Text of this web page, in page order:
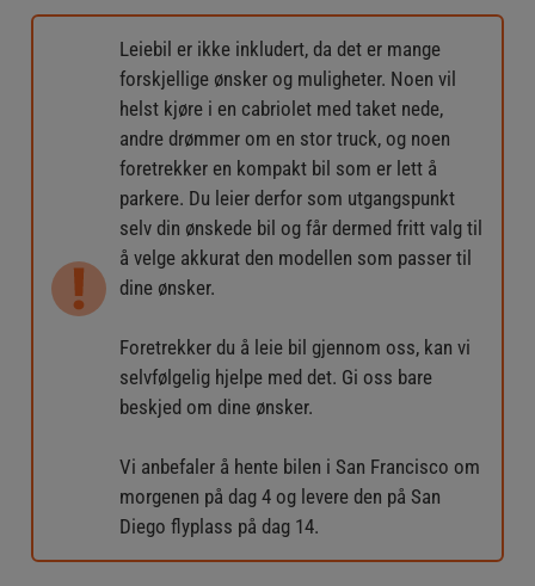
Leiebil er ikke inkludert, da det er mange
forskjellige ønsker og muligheter. Noen vil
helst kjøre i en cabriolet med taket nede,
andre drømmer om en stor truck, og noen
foretrekker en kompakt bil som er lett å
parkere. Du leier derfor som utgangspunkt
selv din ønskede bil og får dermed fritt valg til
å velge akkurat den modellen som passer til
dine ønsker.
Foretrekker du å leie bil gjennom oss, kan vi
selvfølgelig hjelpe med det. Gi oss bare
beskjed om dine ønsker.
Vi anbefaler å hente bilen i San Francisco om
morgenen på dag 4 og levere den på San
Diego flyplass på dag 14.